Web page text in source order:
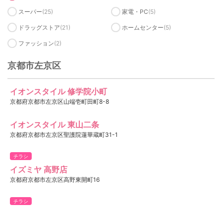
スーパー(25) 家電・PC(5)
ドラッグストア(21) ホームセンター(5)
ファッション(2)
京都市左京区
イオンスタイル 修学院小町
京都府京都市左京区山端壱町田町8-8
イオンスタイル 東山二条
京都府京都市左京区聖護院蓮華蔵町31-1
チラシ
イズミヤ 高野店
京都府京都市左京区高野東開町16
チラシ